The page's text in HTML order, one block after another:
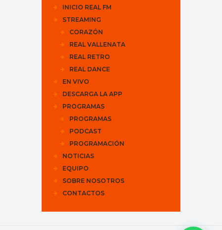
INICIO REAL FM
STREAMING
CORAZÓN
REAL VALLENATA
REAL RETRO
REAL DANCE
EN VIVO
DESCARGA LA APP
PROGRAMAS
PROGRAMAS
PODCAST
PROGRAMACIÓN
NOTICIAS
EQUIPO
SOBRE NOSOTROS
CONTACTOS